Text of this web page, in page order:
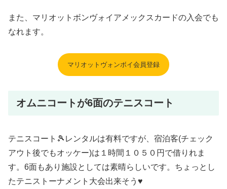
また、マリオットボンヴォイアメックスカードの入会でも
なれます。
マリオットヴォンボイ会員登録
オムニコートが6面のテニスコート
テニスコート🎾レンタルは有料ですが、宿泊客(チェック
アウト後でもオッケー)は１時間１０５０円で借りれま
す。6面もあり施設としては素晴らしいです。ちょっとし
たテニストーナメント大会出来そう♥